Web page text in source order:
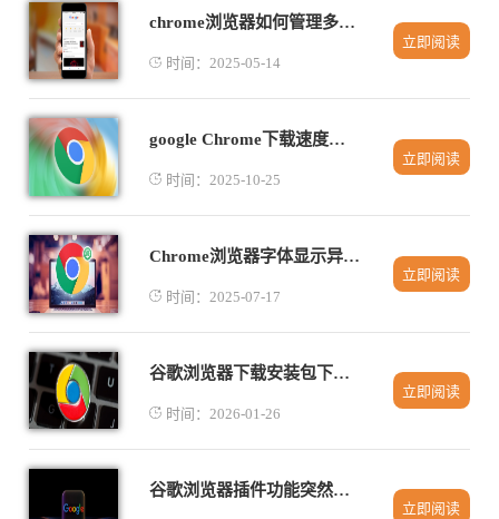
chrome浏览器如何管理多个浏览器配置文件
时间：2025-05-14
立即阅读
google Chrome下载速度不稳定是否可以开启高性能模式
时间：2025-10-25
立即阅读
Chrome浏览器字体显示异常解决方案
时间：2025-07-17
立即阅读
谷歌浏览器下载安装包下载安装失败如何排查
时间：2026-01-26
立即阅读
谷歌浏览器插件功能突然消失排查建议
立即阅读